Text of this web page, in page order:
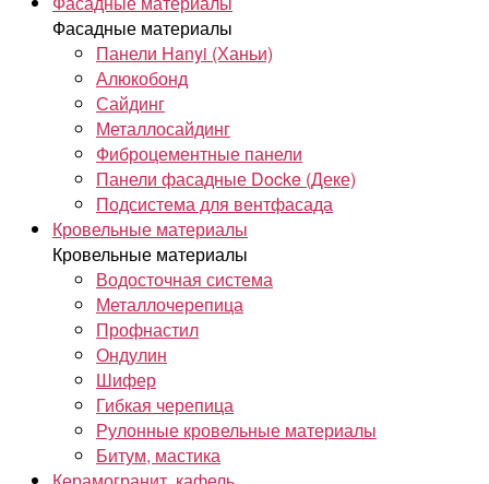
Фасадные материалы
Панели Hanyi (Ханьи)
Алюкобонд
Сайдинг
Металлосайдинг
Фиброцементные панели
Панели фасадные Docke (Деке)
Подсистема для вентфасада
Кровельные материалы
Кровельные материалы
Водосточная система
Металлочерепица
Профнастил
Ондулин
Шифер
Гибкая черепица
Рулонные кровельные материалы
Битум, мастика